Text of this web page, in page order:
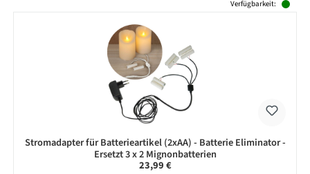
Verfügbarkeit:
Stromadapter für Batterieartikel (2xAA) - Batterie Eliminator -
Ersetzt 3 x 2 Mignonbatterien
Regulärer Preis:
23,99 €